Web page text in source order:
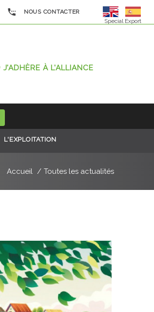
NOUS CONTACTER
Special Export
J'ADHÈRE À L'ALLIANCE
L'EXPLOITATION
Accueil Toutes les actualités